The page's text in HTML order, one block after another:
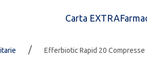
Carta EXTRA
/ Efferbiotic Rapid 20 Compresse